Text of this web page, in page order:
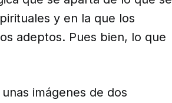
y en la que los
adeptos. Pues bien, lo que
imágenes de dos